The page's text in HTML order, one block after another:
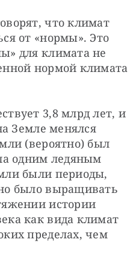
что климат
от «нормы». Это
для климата не
нормой климата
3,8 млрд лет, и
Земле менялся
(вероятно) был
одним ледяным
были периоды,
было выращивать
истории
как вида климат
пределах, чем